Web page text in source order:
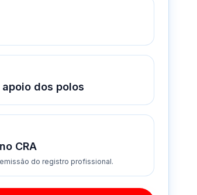
dos polos
CRA
do registro profissional.